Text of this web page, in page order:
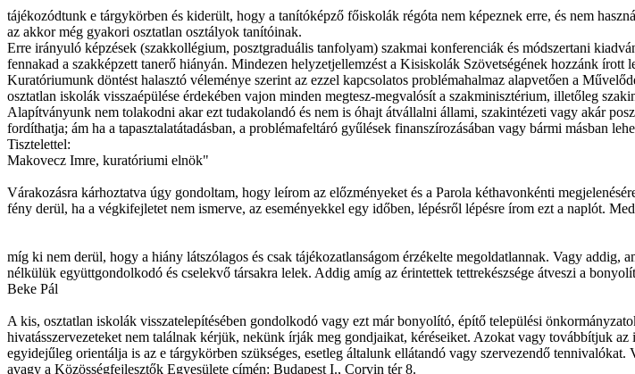
tájékozódtunk e tárgykörben és kiderült, hogy a tanítóképző főiskolák régóta nem képeznek erre, és nem
az akkor még gyakori osztatlan osztályok tanítóinak.
Erre irányuló képzések (szakkollégium, posztgraduális tanfolyam) szakmai konferenciák és módszertani
fennakad a szakképzett tanerő hiányán. Mindezen helyzetjellemzést a Kisiskolák Szövetségének hozzánk írott
Kuratóriumunk döntést halasztó véleménye szerint az ezzel kapcsolatos problémahalmaz alapvetően a
osztatlan iskolák visszaépülése érdekében vajon minden megtesz-megvalósít a szakminisztérium, illetőleg
Alapítványunk nem tolakodni akar ezt tudakolandó és nem is óhajt átvállalni állami, szakintézeti vagy akár
fordíthatja; ám ha a tapasztalatátadásban, a problémafeltáró gyűlések finanszírozásában vagy bármi másban
Tisztelettel:
Makovecz Imre, kuratóriumi elnök"
Várakozásra kárhoztatva úgy gondoltam, hogy leírom az előzményeket és a Parola kéthavonkénti
fény derül, ha a végkifejletet nem ismerve, az eseményekkel egy időben, lépésről lépésre írom ezt a naplót.
míg ki nem derül, hogy a hiány látszólagos és csak tájékozatlanságom érzékelte megoldatlannak. Vagy
nélkülük együttgondolkodó és cselekvő társakra lelek. Addig amíg az érintettek tettrekészsége átveszi a
Beke Pál
A kis, osztatlan iskolák visszatelepítésében gondolkodó vagy ezt már bonyolító, építő települési
hivatásszervezeteket nem találnak kérjük, nekünk írják meg gondjaikat, kéréseiket. Azokat vagy továbbítjuk
egyidejűleg orientálja is az e tárgykörben szükséges, esetleg általunk ellátandó vagy szervezendő
avagy a Közösségfejlesztők Egyesülete címén: Budapest I., Corvin tér 8.